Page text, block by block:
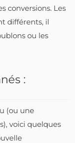
conversions. Les
différents, il
ou les
:
(ou une
voici quelques